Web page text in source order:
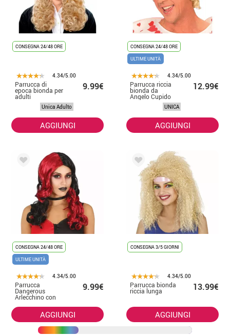
CONSEGNA 24/48 ORE
4.34/5.00
Parrucca di
epoca bionda per
adulti
9.99€
Unica Adulto
AGGIUNGI
CONSEGNA 24/48 ORE
ULTIME UNITÀ
4.34/5.00
Parrucca riccia
bionda da
Angelo Cupido
12.99€
UNICA
AGGIUNGI
CONSEGNA 24/48 ORE
ULTIME UNITÀ
4.34/5.00
Parrucca
Dangerous
Arlecchino con
rossa
9.99€
AGGIUNGI
CONSEGNA 3/5 GIORNI
4.34/5.00
Parrucca bionda
riccia lunga 13.99€
AGGIUNGI